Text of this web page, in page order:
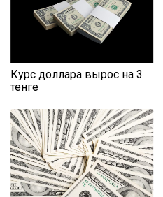
Курс доллара вырос на 3
тенге